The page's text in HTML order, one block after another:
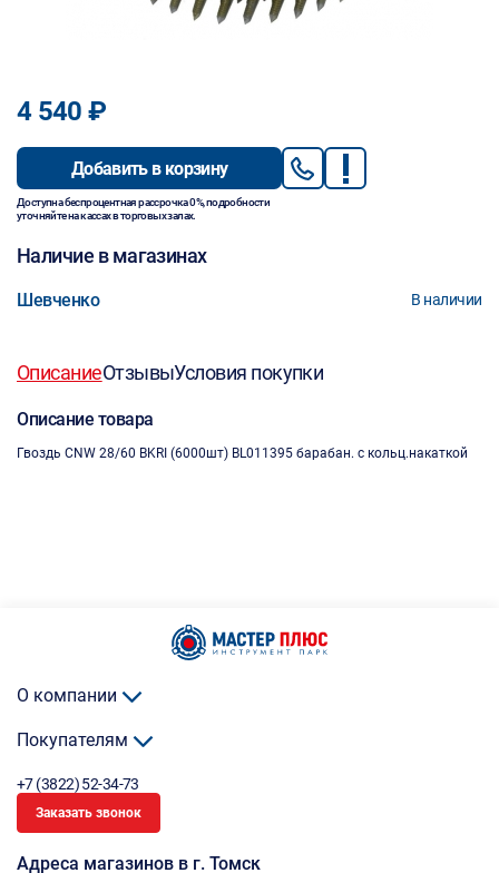
4 540 ₽
Добавить в корзину
Доступна беспроцентная рассрочка 0%, подробности
уточняйте на кассах в торговых залах.
Наличие в магазинах
Шевченко В наличии
ОписаниеОтзывыУсловия покупки
Описание товара
Гвоздь CNW 28/60 BKRI (6000шт) BL011395 барабан. с кольц.накаткой
О компании
Покупателям
+7 (3822) 52-34-73
Заказать звонок
Адреса магазинов в г. Томск